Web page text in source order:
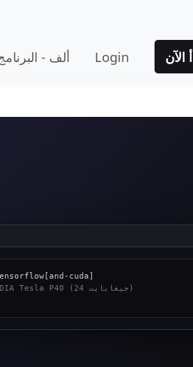
ألف - Login الآن
# تشغيل على NVIDIA Tesla P40 (24 جيغابايت)